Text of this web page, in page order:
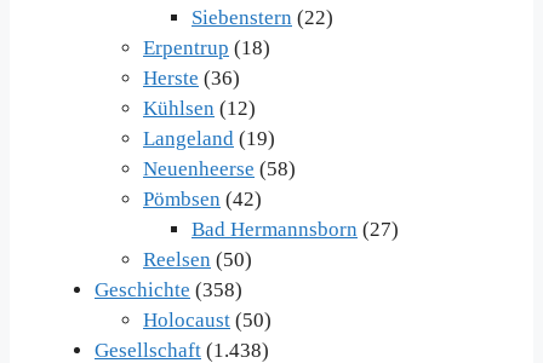
Siebenstern (22)
Erpentrup (18)
Herste (36)
Kühlsen (12)
Langeland (19)
Neuenheerse (58)
Pömbsen (42)
Bad Hermannsborn (27)
Reelsen (50)
Geschichte (358)
Holocaust (50)
Gesellschaft (1.438)